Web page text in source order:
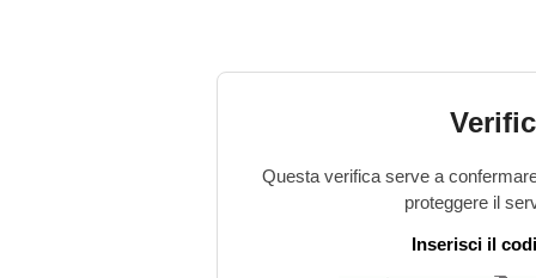
Questa verifica serve a
proteggere il
Inserisci il